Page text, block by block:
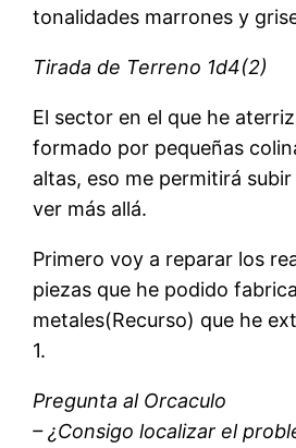
tonalidades marrones y
Tirada de Terreno 1d4(2)
El sector en el que he
formado por pequeñas
altas, eso me permitirá
ver más allá.
Primero voy a reparar los
piezas que he podido
metales(Recurso) que he
1.
Pregunta al Orcaculo
– ¿Consigo localizar el